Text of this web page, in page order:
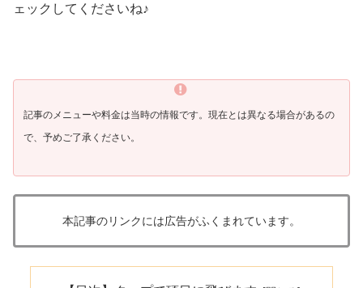
ェックしてくださいね♪
記事のメニューや料金は当時の情報です。現在とは異なる場合があるの
で、予めご了承ください。
本記事のリンクには広告がふくまれています。